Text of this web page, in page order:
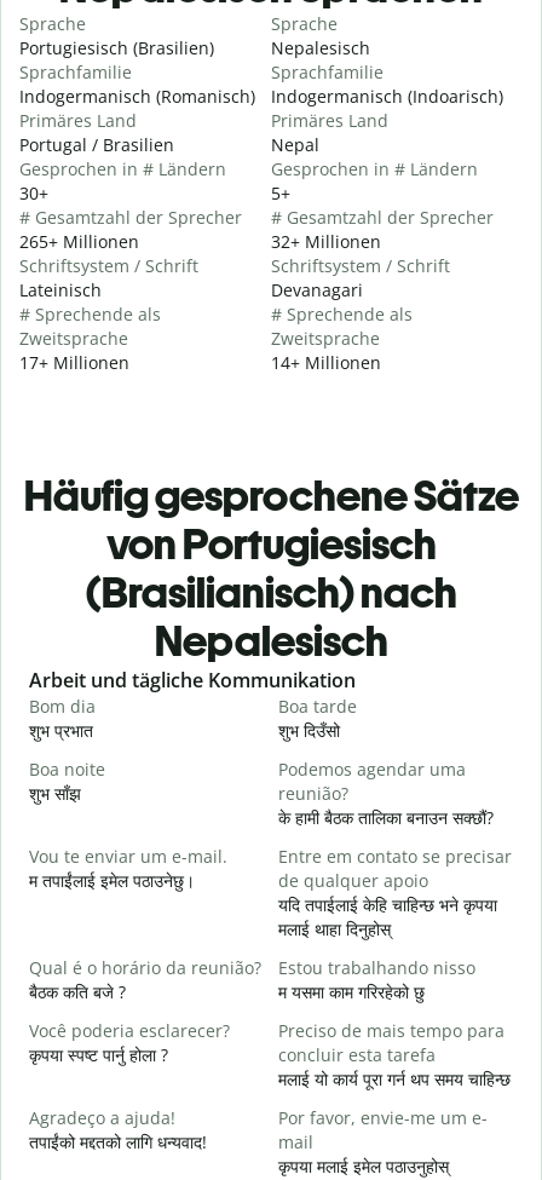
Sprache
Portugiesisch (Brasilien)
Sprachfamilie
Indogermanisch (Romanisch)
Primäres Land
Portugal / Brasilien
Gesprochen in # Ländern
30+
# Gesamtzahl der Sprecher
265+ Millionen
Schriftsystem / Schrift
Lateinisch
# Sprechende als
Zweitsprache
17+ Millionen
Sprache
Nepalesisch
Sprachfamilie
Indogermanisch (Indoarisch)
Primäres Land
Nepal
Gesprochen in # Ländern
5+
# Gesamtzahl der Sprecher
32+ Millionen
Schriftsystem / Schrift
Devanagari
# Sprechende als
Zweitsprache
14+ Millionen
Häufig gesprochene Sätze
von Portugiesisch
(Brasilianisch) nach
Nepalesisch
Slide 1 of 6
Arbeit und tägliche Kommunikation
Bom dia
शुभ प्रभात
Boa tarde
शुभ दिउँसो
Boa noite
शुभ साँझ
Podemos agendar uma
reunião?
के हामी बैठक तालिका बनाउन सक्छौं?
Vou te enviar um e-mail.
म तपाईंलाई इमेल पठाउनेछु।
Entre em contato se precisar
de qualquer apoio
यदि तपाईलाई केहि चाहिन्छ भने कृपया
मलाई थाहा दिनुहोस्
Qual é o horário da reunião?
बैठक कति बजे ?
Estou trabalhando nisso
म यसमा काम गरिरहेको छु
Você poderia esclarecer?
कृपया स्पष्ट पार्नु होला ?
Preciso de mais tempo para
concluir esta tarefa
मलाई यो कार्य पूरा गर्न थप समय चाहिन्छ
Agradeço a ajuda!
तपाईंको मद्दतको लागि धन्यवाद!
Por favor, envie-me um e-
mail
कृपया मलाई इमेल पठाउनुहोस्